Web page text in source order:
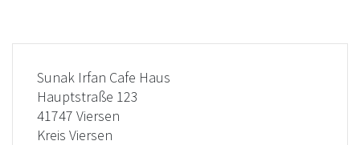
Sunak Irfan Cafe Haus
Hauptstraße 123
41747 Viersen
Kreis Viersen